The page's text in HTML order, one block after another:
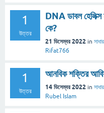
1
উত্তর
DNA ডাবল
কে?
21 ডিসেম্বর 2022 in
Rifat766
1
উত্তর
আনবিক শক্তির
14 ডিসেম্বর 2022 in
Rubel Islam